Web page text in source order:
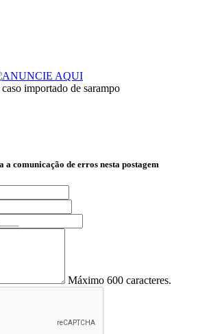
a comunicação de erros nesta postagem
Máximo 600 caracteres.